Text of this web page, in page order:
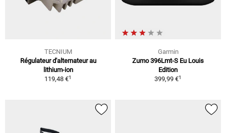
TECNIUM
Régulateur d'alternateur au
lithium-ion
119,48 €1
Garmin
Zumo 396Lmt-S Eu Louis
Edition
399,99 €1